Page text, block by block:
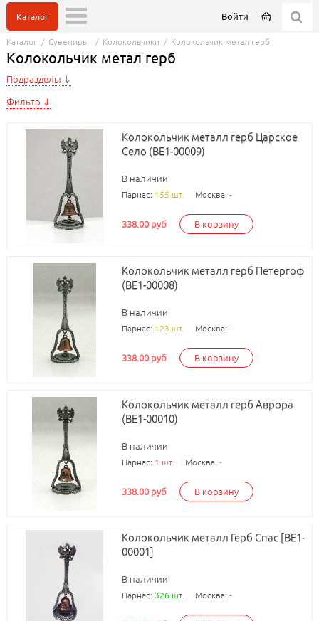
Войти
Каталог
Каталог/ Сувениры / Колокольчики / Колокольчик метал герб
Колокольчик метал герб
Подразделы
Фильтр
Колокольчик металл герб Царское
Село (BE1-00009)
В наличии
Парнас: 155 шт. Москва: -
338.00 руб В корзину
Колокольчик металл герб Петергоф
(BE1-00008)
В наличии
Парнас: 123 шт. Москва: -
338.00 руб В корзину
Колокольчик металл герб Аврора
(BE1-00010)
В наличии
Парнас: 1 шт. Москва: -
338.00 руб В корзину
Колокольчик металл Герб Спас [BE1-
00001]
В наличии
Парнас: 326 шт. Москва: -